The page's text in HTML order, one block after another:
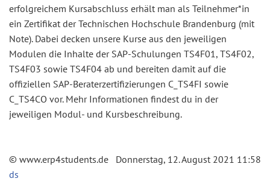
erfolgreichem Kursabschluss erhält man als Teilnehmer*in
ein Zertifikat der Technischen Hochschule Brandenburg (mit
Note). Dabei decken unsere Kurse aus den jeweiligen
Modulen die Inhalte der SAP-Schulungen TS4F01, TS4F02,
TS4F03 sowie TS4F04 ab und bereiten damit auf die
offiziellen SAP-Beraterzertifizierungen C_TS4FI sowie
C_TS4CO vor. Mehr Informationen findest du in der
jeweiligen Modul- und Kursbeschreibung.
© www.erp4students.de Donnerstag, 12. August 2021 11:58
ds